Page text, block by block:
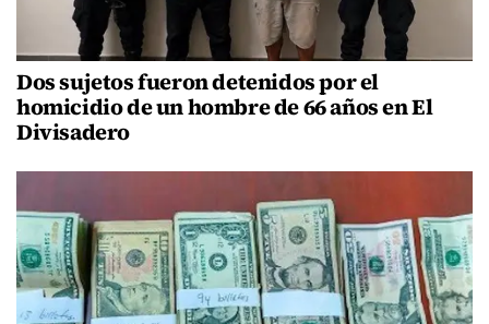
Dos sujetos fueron detenidos por el
homicidio de un hombre de 66 años en El
Divisadero